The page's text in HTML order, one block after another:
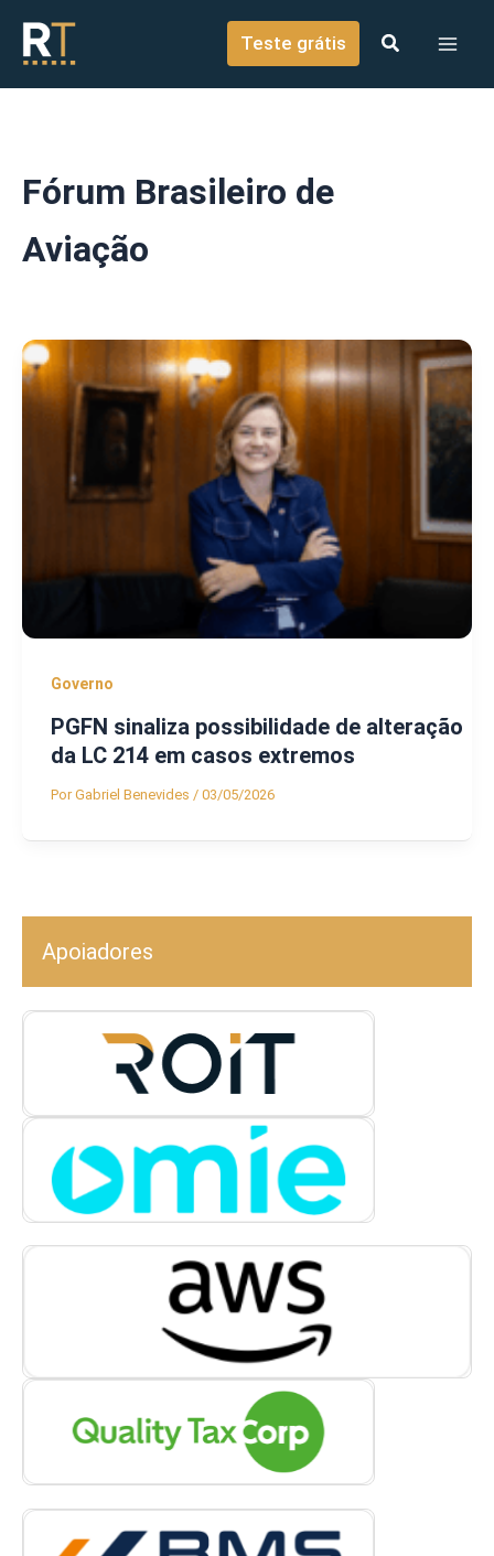
conteúdo
Teste grátis
Fórum Brasileiro de
Aviação
Governo
PGFN sinaliza possibilidade de alteração
da LC 214 em casos extremos
PorGabriel Benevides / 03/05/2026
Apoiadores